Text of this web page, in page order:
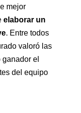
mejor
elaborar un
. Entre todos
valoró las
el
del equipo